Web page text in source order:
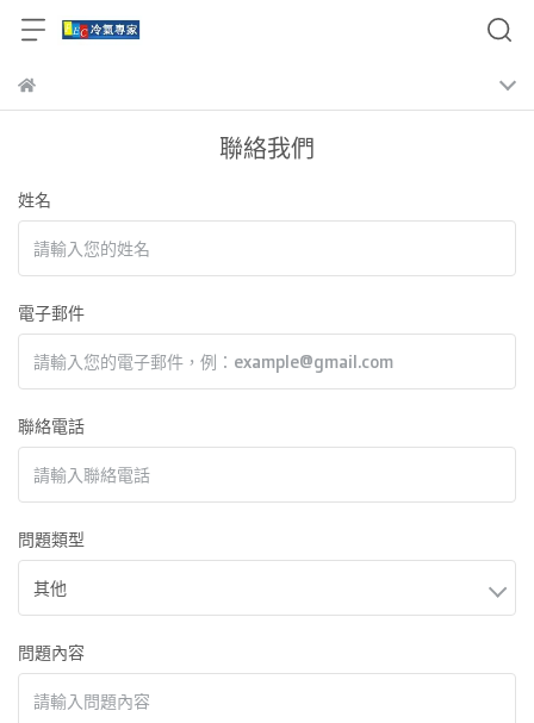
聯絡我們
姓名
電子郵件
聯絡電話
問題類型
問題內容